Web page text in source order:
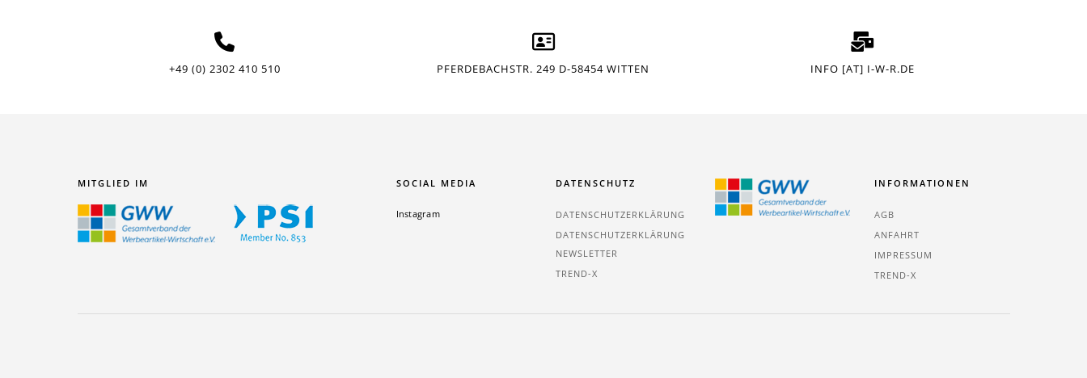
+49 (0) 2302 410 510 PFERDEBACHSTR. 249 D-58454 WITTEN INFO [AT] I-W-R.DE
MITGLIED IM SOCIAL MEDIA
Instagram
DATENSCHUTZ
DATENSCHUTZERKLÄRUNG
DATENSCHUTZERKLÄRUNG
NEWSLETTER
TREND-X
INFORMATIONEN
AGB
ANFAHRT
IMPRESSUM
TREND-X